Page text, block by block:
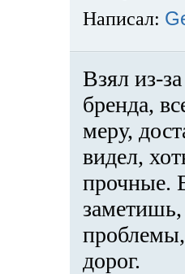
Написал:
Взял из-
бренда,
меру,
видел,
прочные.
проблемы,
дорог.